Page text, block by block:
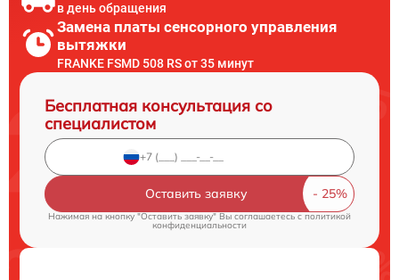
в день обращения
Замена платы сенсорного управления
вытяжки
FRANKE FSMD 508 RS от 35 минут
Бесплатная консультация со
специалистом
Оставить заявку
Нажимая на кнопку "Оставить заявку" Вы соглашаетесь cполитикой
конфиденциальности